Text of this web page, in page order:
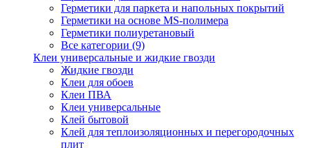
Герметики для паркета и напольных покрытий
Герметики на основе MS-полимера
Герметики полиуретановый
Все категории (9)
Клеи универсальные и жидкие гвозди
Жидкие гвозди
Клеи для обоев
Клеи ПВА
Клеи универсальные
Клей бытовой
Клей для теплоизоляционных и перегородочных
плит